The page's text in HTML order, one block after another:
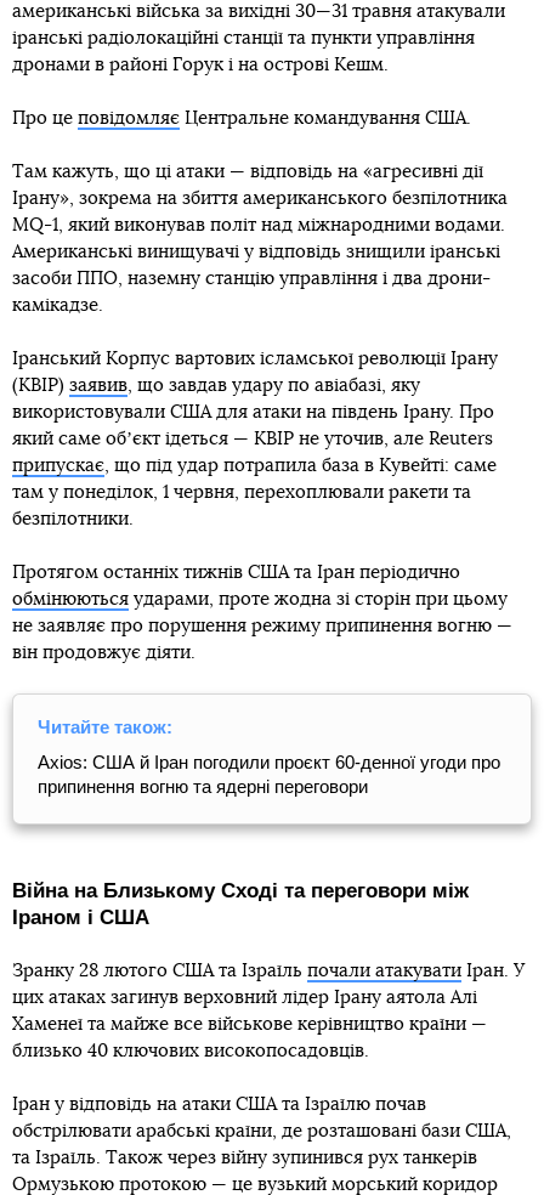
американські війська за вихідні 30—31 травня атакували
іранські радіолокаційні станції та пункти управління
дронами в районі Горук і на острові Кешм.
Про це повідомляє Центральне командування США.
Там кажуть, що ці атаки — відповідь на «агресивні дії
Ірану», зокрема на збиття американського безпілотника
MQ-1, який виконував політ над міжнародними водами.
Американські винищувачі у відповідь знищили іранські
засоби ППО, наземну станцію управління і два дрони-
камікадзе.
Іранський Корпус вартових ісламської революції Ірану
(КВІР) заявив , що завдав удару по авіабазі, яку
використовували США для атаки на південь Ірану. Про
який саме обʼєкт ідеться — КВІР не уточив, але Reuters
припускає , що під удар потрапила база в Кувейті: саме
там у понеділок, 1 червня, перехоплювали ракети та
безпілотники.
Протягом останніх тижнів США та Іран періодично
обмінюються ударами, проте жодна зі сторін при цьому
не заявляє про порушення режиму припинення вогню —
він продовжує діяти.
Читайте також:
Axios: США й Іран погодили проєкт 60-денної угоди про
припинення вогню та ядерні переговори
Війна на Близькому Сході та переговори між
Іраном і США
Зранку 28 лютого США та Ізраїль почали атакувати Іран. У
цих атаках загинув верховний лідер Ірану аятола Алі
Хаменеї та майже все військове керівництво країни —
близько 40 ключових високопосадовців.
Іран у відповідь на атаки США та Ізраїлю почав
обстрілювати арабські країни, де розташовані бази США,
та Ізраїль. Також через війну зупинився рух танкерів
Ормузькою протокою — це вузький морський коридор